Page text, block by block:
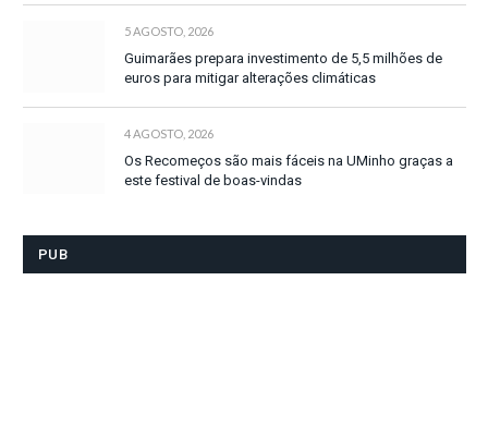
5 AGOSTO, 2026
Guimarães prepara investimento de 5,5 milhões de
euros para mitigar alterações climáticas
4 AGOSTO, 2026
Os Recomeços são mais fáceis na UMinho graças a
este festival de boas-vindas
PUB